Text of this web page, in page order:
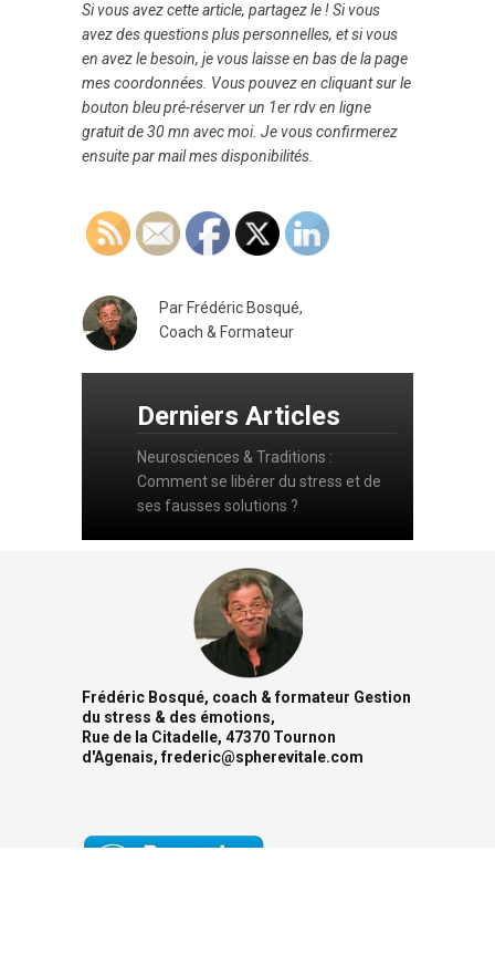
Si vous avez cette article, partagez le ! Si vous
avez des questions plus personnelles, et si vous
en avez le besoin, je vous laisse en bas de la page
mes coordonnées. Vous pouvez en cliquant sur le
bouton bleu pré-réserver un 1er rdv en ligne
gratuit de 30 mn avec moi. Je vous confirmerez
ensuite par mail mes disponibilités.
Par Frédéric Bosqué,
Coach & Formateur
Derniers Articles
Neurosciences & Traditions :
Comment se libérer du stress et de
ses fausses solutions ?
Frédéric Bosqué, coach & formateur Gestion
du stress & des émotions,
Rue de la Citadelle, 47370 Tournon
d'Agenais, frederic@spherevitale.com